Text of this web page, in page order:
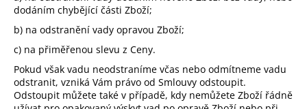
dodáním chybějící části Zboží;
b) na odstranění vady opravou Zboží;
c) na přiměřenou slevu z Ceny.
Pokud však vadu neodstraníme včas nebo odmítneme vadu
odstranit, vzniká Vám právo od Smlouvy odstoupit.
Odstoupit můžete také v případě, kdy nemůžete Zboží řádně